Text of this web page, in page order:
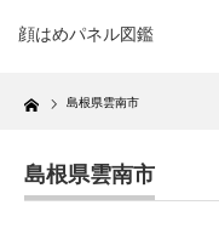
顔はめパネル図鑑
Home 島根県雲南市
島根県雲南市